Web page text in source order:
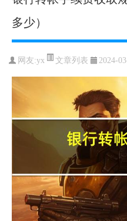
多少）
网友:yx 文章列表 2024-